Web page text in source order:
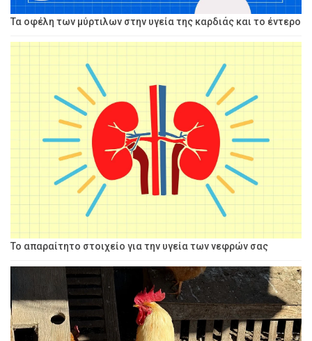
Τα οφέλη των μύρτιλων στην υγεία της καρδιάς και το έντερο
Το απαραίτητο στοιχείο για την υγεία των νεφρών σας